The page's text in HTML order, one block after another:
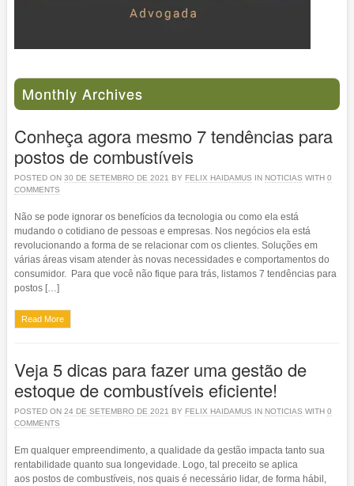
Monthly Archives
Conheça agora mesmo 7 tendências para
postos de combustíveis
POSTED ON 30 DE SETEMBRO DE 2021 BY FELIX HAIDAMUS IN NOTICIAS WITH 0
COMMENTS
Não se pode ignorar os benefícios da tecnologia ou como ela está
mudando o cotidiano de pessoas e empresas. Nos negócios ela está
revolucionando a forma de se relacionar com os clientes. Soluções em
várias áreas visam atender às novas necessidades e comportamentos do
consumidor. Para que você não fique para trás, listamos 7 tendências para
postos […]
Read More
Veja 5 dicas para fazer uma gestão de
estoque de combustíveis eficiente!
POSTED ON 24 DE SETEMBRO DE 2021 BY FELIX HAIDAMUS IN NOTICIAS WITH 0
COMMENTS
Em qualquer empreendimento, a qualidade da gestão impacta tanto sua
rentabilidade quanto sua longevidade. Logo, tal preceito se aplica
aos postos de combustíveis, nos quais é necessário lidar, de forma hábil,